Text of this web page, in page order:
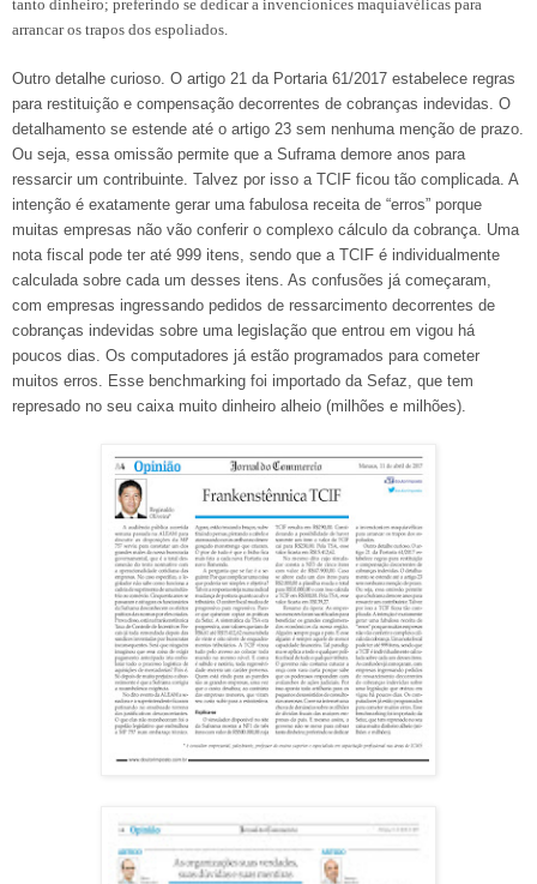
tanto dinheiro; preferindo se dedicar a invencionices maquiavélicas para
arrancar os trapos dos espoliados.
Outro detalhe curioso. O artigo 21 da Portaria 61/2017 estabelece regras
para restituição e compensação decorrentes de cobranças indevidas. O
detalhamento se estende até o artigo 23 sem nenhuma menção de prazo.
Ou seja, essa omissão permite que a Suframa demore anos para
ressarcir um contribuinte. Talvez por isso a TCIF ficou tão complicada. A
intenção é exatamente gerar uma fabulosa receita de “erros” porque
muitas empresas não vão conferir o complexo cálculo da cobrança. Uma
nota fiscal pode ter até 999 itens, sendo que a TCIF é individualmente
calculada sobre cada um desses itens. As confusões já começaram,
com empresas ingressando pedidos de ressarcimento decorrentes de
cobranças indevidas sobre uma legislação que entrou em vigou há
poucos dias. Os computadores já estão programados para cometer
muitos erros. Esse benchmarking foi importado da Sefaz, que tem
represado no seu caixa muito dinheiro alheio (milhões e milhões).